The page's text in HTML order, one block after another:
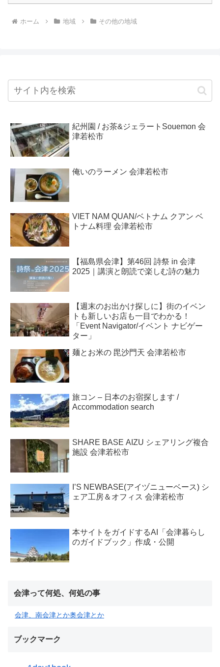
ホーム 地域 その他の地域
紀州園 / お茶&ジェラートSouemon 会
津若松市
俺いのラーメン 会津若松市
VIET NAM QUAN/ベトナム クアン ベ
トナム料理 会津若松市
【福島県会津】第46回 詩祭 in 会津
2025｜講演と朗読で楽しむ詩の魅力
【週末のお出かけ探しに】街のイベン
トも新しいお店も一目でわかる！
「Event Navigator/イベント ナビゲー
ター」
麺とお米の 毘沙門天 会津若松市
旅コン – 日本のお宿探します /
Accommodation search
SHARE BASE AIZU シェアリング複合
施設 会津若松市
I’S NEWBASE(アイヅニューベース) シ
ェア工房＆オフィス 会津若松市
本サイトをガイドするAI「会津暮らし
のガイドブック」作成・公開
会津って何処、何処の事
会津、南会津とか奥会津とか
ブックマーク